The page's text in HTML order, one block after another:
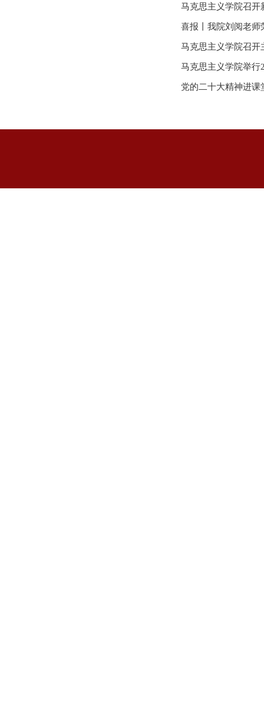
马克思主义学院召开
喜报丨我院刘阅老师
马克思主义学院召开
马克思主义学院举行
党的二十大精神进课